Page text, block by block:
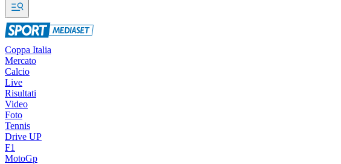
Coppa Italia
Mercato
Calcio
Live
Risultati
Video
Foto
Tennis
Drive UP
F1
MotoGp